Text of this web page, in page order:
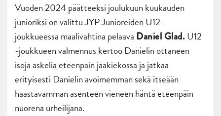
Vuoden 2024 päätteeksi joulukuun kuukauden
junioriksi on valittu JYP Junioreiden U12-
joukkueessa maalivahtina pelaava Daniel Glad.U12
-joukkueen valmennus kertoo Danielin ottaneen
isoja askelia eteenpäin jääkiekossa ja jatkaa
erityisesti Danielin avoimemman sekä itseään
haastavamman asenteen vieneen häntä eteenpäin
nuorena urheilijana.